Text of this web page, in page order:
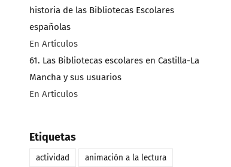
historia de las Bibliotecas Escolares
españolas
En Artículos
61. Las Bibliotecas escolares en Castilla-La
Mancha y sus usuarios
En Artículos
Etiquetas
actividad animación a la lectura